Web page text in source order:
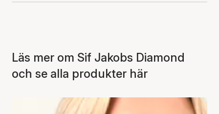
Läs mer om Sif Jakobs Diamond
och se alla produkter här